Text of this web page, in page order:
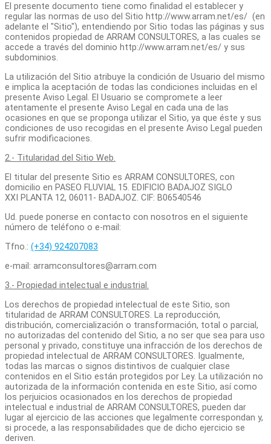
El presente documento tiene como finalidad el establecer y
regular las normas de uso del Sitio http://www.arram.net/es/ (en
adelante el "Sitio"), entendiendo por Sitio todas las páginas y sus
contenidos propiedad de ARRAM CONSULTORES, a las cuales se
accede a través del dominio http://www.arram.net/es/ y sus
subdominios.
La utilización del Sitio atribuye la condición de Usuario del mismo
e implica la aceptación de todas las condiciones incluidas en el
presente Aviso Legal. El Usuario se compromete a leer
atentamente el presente Aviso Legal en cada una de las
ocasiones en que se proponga utilizar el Sitio, ya que éste y sus
condiciones de uso recogidas en el presente Aviso Legal pueden
sufrir modificaciones.
2.- Titularidad del Sitio Web.
El titular del presente Sitio es ARRAM CONSULTORES, con
domicilio en PASEO FLUVIAL 15. EDIFICIO BADAJOZ SIGLO
XXI PLANTA 12, 06011- BADAJOZ. CIF: B06540546
Ud. puede ponerse en contacto con nosotros en el siguiente
número de teléfono o e-mail:
Tfno.: (+34) 924207083
e-mail: arramconsultores@arram.com
3.- Propiedad intelectual e industrial.
Los derechos de propiedad intelectual de este Sitio, son
titularidad de ARRAM CONSULTORES. La reproducción,
distribución, comercialización o transformación, total o parcial,
no autorizadas del contenido del Sitio, a no ser que sea para uso
personal y privado, constituye una infracción de los derechos de
propiedad intelectual de ARRAM CONSULTORES. Igualmente,
todas las marcas o signos distintivos de cualquier clase
contenidos en el Sitio están protegidos por Ley. La utilización no
autorizada de la información contenida en este Sitio, así como
los perjuicios ocasionados en los derechos de propiedad
intelectual e industrial de ARRAM CONSULTORES, pueden dar
lugar al ejercicio de las acciones que legalmente correspondan y,
si procede, a las responsabilidades que de dicho ejercicio se
deriven.